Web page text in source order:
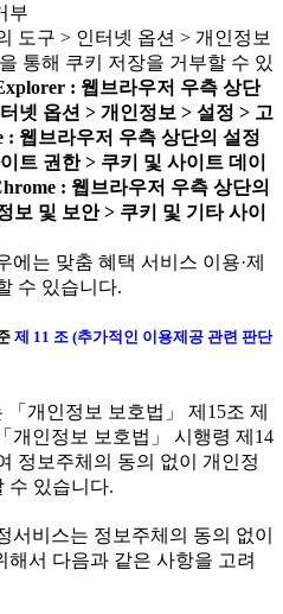
부
도구 > 인터넷 옵션 > 개인정보
통해 쿠키 저장을 거부할 수 있
: 웹브라우저 우측 상단
넷 옵션 > 개인정보 > 설정 > 고
: 웹브라우저 우측 상단의 설정
트 권한 > 쿠키 및 사이트 데이
: 웹브라우저 우측 상단의
보 및 보안 > 쿠키 및 기타 사이
에는 맞춤 혜택 서비스 이용·제
수 있습니다.
제 11 조 (추가적인 이용제공 관련 판단
개인정보 보호법」 제15조 제
개인정보 보호법」 시행령 제14
정보주체의 동의 없이 개인정
수 있습니다.
비스는 정보주체의 동의 없이
해서 다음과 같은 사항을 고려